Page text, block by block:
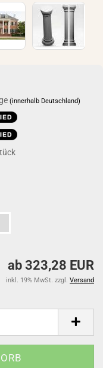
(innerhalb Deutschland)
ab 323,28 EUR
inkl. 19% MwSt. zzgl. Versand